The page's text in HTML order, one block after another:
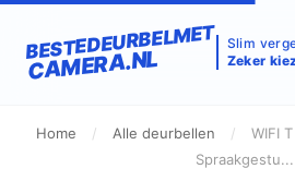
BESTEDEURBELMET
CAMERA.NL
Slim
Zeker
Home / Alle deurbellen /
WIFI
Spraakgestu...